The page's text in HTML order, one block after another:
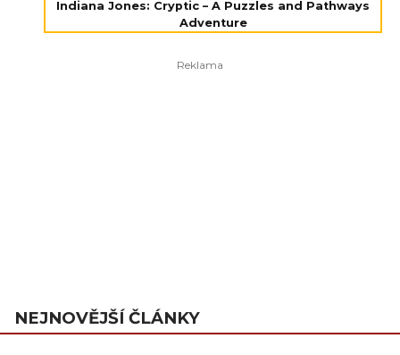
Indiana Jones: Cryptic – A Puzzles and Pathways
Adventure
NEJNOVĚJŠÍ ČLÁNKY